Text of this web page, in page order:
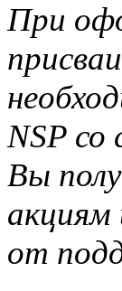
При
NSP
Вы
от